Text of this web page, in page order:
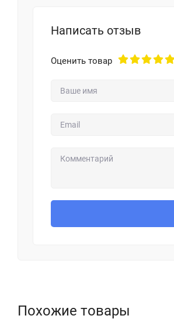
Написать отзыв
Оценить товар
Похожие товары